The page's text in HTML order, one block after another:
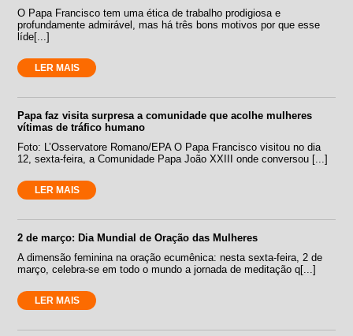
O Papa Francisco tem uma ética de trabalho prodigiosa e
profundamente admirável, mas há três bons motivos por que esse
líde[...]
LER MAIS
Papa faz visita surpresa a comunidade que acolhe mulheres
vítimas de tráfico humano
Foto: L’Osservatore Romano/EPA O Papa Francisco visitou no dia
12, sexta-feira, a Comunidade Papa João XXIII onde conversou [...]
LER MAIS
2 de março: Dia Mundial de Oração das Mulheres
A dimensão feminina na oração ecumênica: nesta sexta-feira, 2 de
março, celebra-se em todo o mundo a jornada de meditação q[...]
LER MAIS